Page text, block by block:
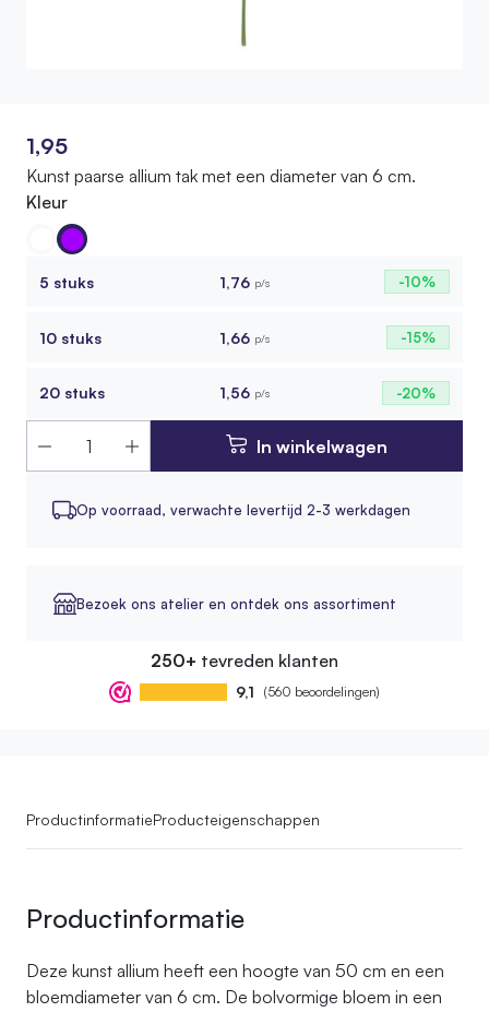
1,95
Kunst paarse allium tak met een diameter van 6 cm.
Kleur
5 stuks 1,76 p/s -10%
10 stuks 1,66 p/s -15%
20 stuks 1,56 p/s -20%
In winkelwagen
Op voorraad, verwachte levertijd 2-3 werkdagen
Bezoek ons atelier en ontdek ons assortiment
250+ tevreden klanten
9,1 (560 beoordelingen)
ProductinformatieProducteigenschappen
Productinformatie
Deze kunst allium heeft een hoogte van 50 cm en een
bloemdiameter van 6 cm. De bolvormige bloem in een